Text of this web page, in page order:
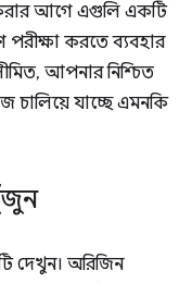
করার আগে এগুলি একটি
পরীক্ষা করতে ব্যবহার
আপনার নিশ্চিত
যাচ্ছে এমনকি
দেখুন। অরিজিন